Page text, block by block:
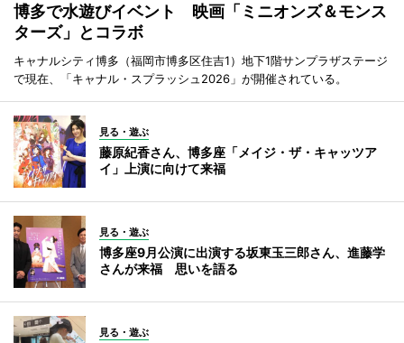
博多で水遊びイベント 映画「ミニオンズ＆モンス
ターズ」とコラボ
キャナルシティ博多（福岡市博多区住吉1）地下1階サンプラザステージ
で現在、「キャナル・スプラッシュ2026」が開催されている。
見る・遊ぶ
藤原紀香さん、博多座「メイジ・ザ・キャッツア
イ」上演に向けて来福
見る・遊ぶ
博多座9月公演に出演する坂東玉三郎さん、進藤学
さんが来福 思いを語る
見る・遊ぶ